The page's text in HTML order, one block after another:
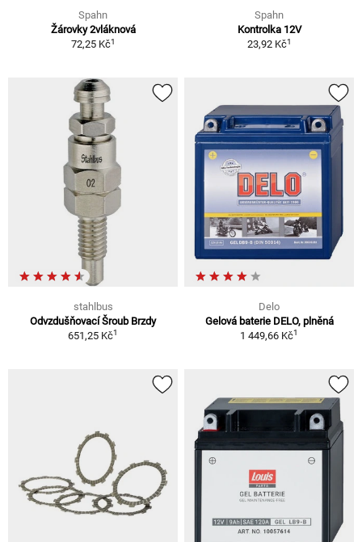
Spahn
Žárovky 2vláknová
72,25 Kč1
Spahn
Kontrolka 12V
23,92 Kč1
stahlbus
Odvzdušňovací Šroub Brzdy
651,25 Kč1
Delo
Gelová baterie DELO, plněná
1 449,66 Kč1